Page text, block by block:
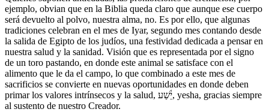
ejemplo, obvian que en la Biblia queda claro que aunque ese cuerpo
será devuelto al polvo, nuestra alma, no. Es por ello, que algunas
tradiciones celebran en el mes de Iyar, segundo mes contando desde
la salida de Egipto de los judíos, una festividad dedicada a pensar en
nuestra salud y la sanidad. Visión que es representada por el signo
de un toro pastando, en donde este animal se satisface con el
alimento que le da el campo, lo que combinado a este mes de
sacrificios se convierte en nuevas oportunidades en donde deben
primar los valores intrínsecos y la salud, יֵ֫שַׁע, yesha, gracias siempre
al sustento de nuestro Creador.